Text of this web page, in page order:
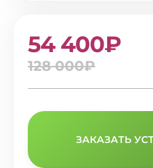
54 400₽
128 000₽
ЗАКАЗАТЬ